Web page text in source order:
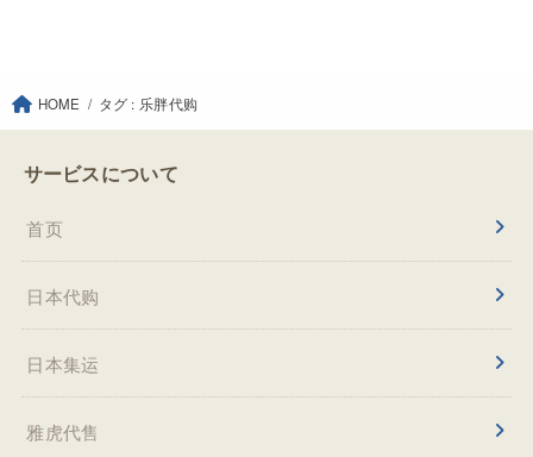
HOME タグ : 乐胖代购
サービスについて
首页
日本代购
日本集运
雅虎代售